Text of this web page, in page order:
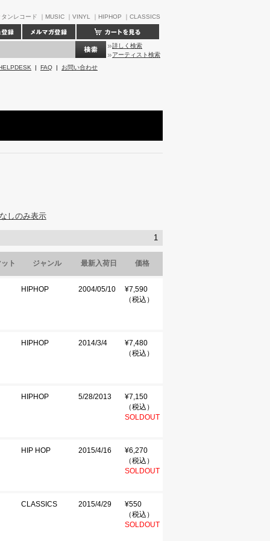
ンレコード ｜MUSIC ｜VINYL ｜HIPHOP ｜CLASSICS
詳しく検索
アーティスト検索
| FAQ | お問い合わせ
しのみ表示
1
ト ジャンル 最新入荷日 価格
HIPHOP 2004/05/10
¥7,590
（税込）
HIPHOP 2014/3/4
¥7,480
（税込）
HIPHOP 5/28/2013
¥7,150
（税込）
SOLDOUT
HIP HOP 2015/4/16
¥6,270
（税込）
SOLDOUT
CLASSICS 2015/4/29
¥550
（税込）
SOLDOUT